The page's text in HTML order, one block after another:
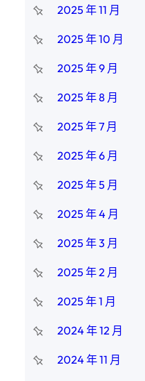
2025 年 11 月
2025 年 10 月
2025 年 9 月
2025 年 8 月
2025 年 7 月
2025 年 6 月
2025 年 5 月
2025 年 4 月
2025 年 3 月
2025 年 2 月
2025 年 1 月
2024 年 12 月
2024 年 11 月